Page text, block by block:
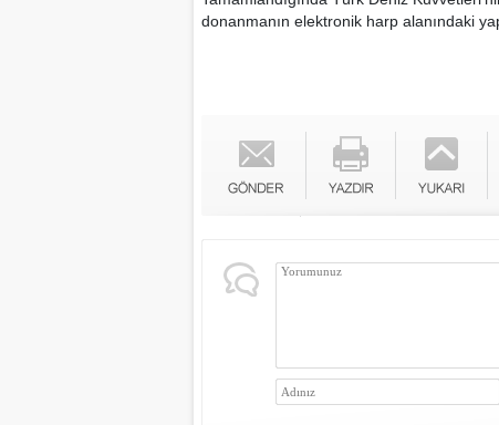
donanmanın elektronik harp alanındaki